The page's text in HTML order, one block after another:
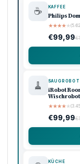
☕ KAFFEE
Philips
★★★★★
€99,99
🧹
iRobot
★★★★★
€99,99
KÜCHE